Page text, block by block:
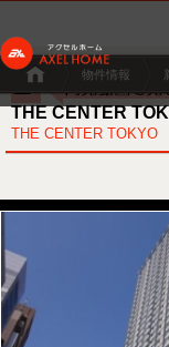
物件情報
THE CENTER
THE CENTER TOKYO